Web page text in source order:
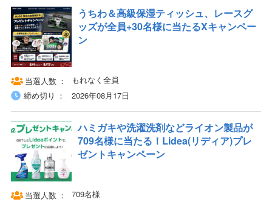
うちわ＆高級保湿ティッシュ、レースグ
ッズが全員+30名様に当たるXキャンペー
ン
当選人数
もれなく全員
締め切り
2026年08月17日
ハミガキや洗濯洗剤などライオン製品が
709名様に当たる！Lidea(リディア)プレ
ゼントキャンペーン
当選人数
709名様